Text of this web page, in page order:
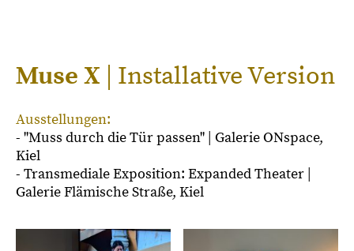
Muse X | Installative Version
Ausstellungen:
- ''Muss durch die Tür passen'' | Galerie ONspace,
Kiel
- Transmediale Exposition: Expanded Theater |
Galerie Flämische Straße, Kiel